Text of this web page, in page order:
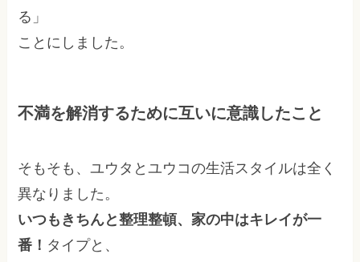
る」
ことにしました。
不満を解消するために互いに意識したこと
そもそも、ユウタとユウコの生活スタイルは全く
異なりました。
いつもきちんと整理整頓、家の中はキレイが一
番！ タイプと、